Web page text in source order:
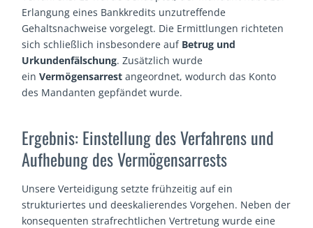
Erlangung eines Bankkredits unzutreffende
Gehaltsnachweise vorgelegt. Die Ermittlungen richteten
sich schließlich insbesondere auf Betrug und
Urkundenfälschung. Zusätzlich wurde
einVermögensarrest angeordnet, wodurch das Konto
des Mandanten gepfändet wurde.
Ergebnis: Einstellung des Verfahrens und
Aufhebung des Vermögensarrests
Unsere Verteidigung setzte frühzeitig auf ein
strukturiertes und deeskalierendes Vorgehen. Neben der
konsequenten strafrechtlichen Vertretung wurde eine